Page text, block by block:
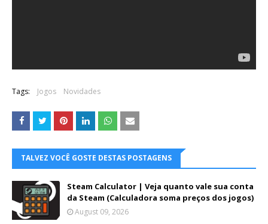
Tags: Jogos Novidades
TALVEZ VOCÊ GOSTE DESTAS POSTAGENS
Steam Calculator | Veja quanto vale sua conta
da Steam (Calculadora soma preços dos jogos)
August 09, 2026